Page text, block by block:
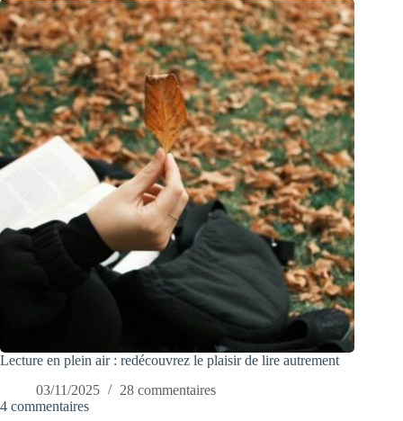
Lecture en plein air : redécouvrez le plaisir de lire autrement
03/11/2025
28 commentaires
4 commentaires